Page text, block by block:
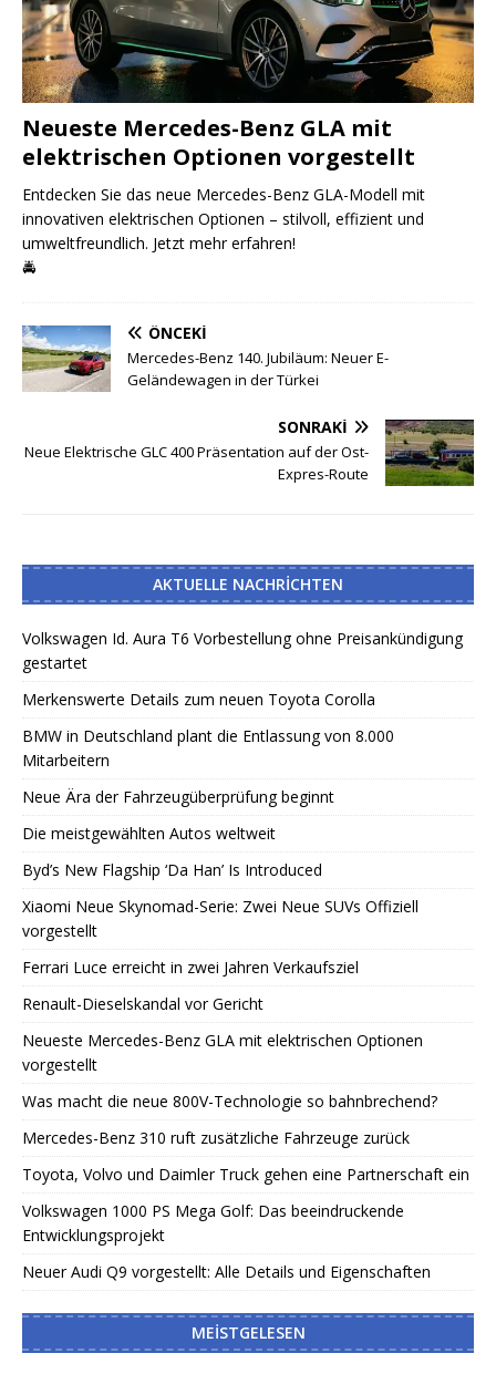
Neueste Mercedes-Benz GLA mit
elektrischen Optionen vorgestellt
Entdecken Sie das neue Mercedes-Benz GLA-Modell mit
innovativen elektrischen Optionen – stilvoll, effizient und
umweltfreundlich. Jetzt mehr erfahren!
🚔
ÖNCEKI
Mercedes-Benz 140. Jubiläum: Neuer E-
Geländewagen in der Türkei
SONRAKI
Neue Elektrische GLC 400 Präsentation auf der Ost-
Expres-Route
AKTUELLE NACHRICHTEN
Volkswagen Id. Aura T6 Vorbestellung ohne Preisankündigung
gestartet
Merkenswerte Details zum neuen Toyota Corolla
BMW in Deutschland plant die Entlassung von 8.000
Mitarbeitern
Neue Ära der Fahrzeugüberprüfung beginnt
Die meistgewählten Autos weltweit
Byd’s New Flagship ‘Da Han’ Is Introduced
Xiaomi Neue Skynomad-Serie: Zwei Neue SUVs Offiziell
vorgestellt
Ferrari Luce erreicht in zwei Jahren Verkaufsziel
Renault-Dieselskandal vor Gericht
Neueste Mercedes-Benz GLA mit elektrischen Optionen
vorgestellt
Was macht die neue 800V-Technologie so bahnbrechend?
Mercedes-Benz 310 ruft zusätzliche Fahrzeuge zurück
Toyota, Volvo und Daimler Truck gehen eine Partnerschaft ein
Volkswagen 1000 PS Mega Golf: Das beeindruckende
Entwicklungsprojekt
Neuer Audi Q9 vorgestellt: Alle Details und Eigenschaften
MEISTGELESEN